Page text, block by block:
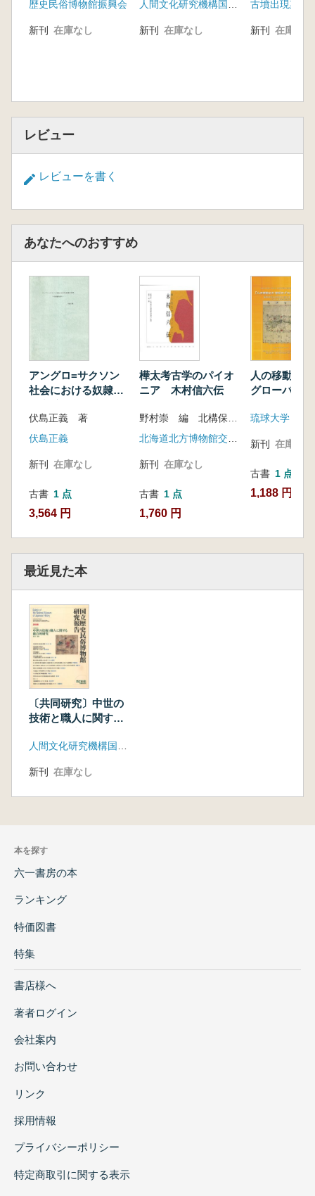
歴史民俗博物館振興会
新刊 在庫なし
究
人間文化研究機構国立歴史民俗博物館
新刊 在庫なし
古墳出現期土
新刊 在庫なし
レビュー
レビューを書く
あなたへのおすすめ
アングロ=サクソン
社会における奴隷の
伏島正義 著
伏島正義
新刊 在庫なし
古書 1 点
3,564 円
樺太考古学のパイオ
ニア 木村信六伝
新刊 在庫なし
古書 1 点
1,760 円
人の移動と
グローバル
新刊 在庫なし
古書 1 点
1,188 円
最近見た本
〔共同研究〕中世の
技術と職人に関する
新刊 在庫なし
本を探す
六一書房の本
ランキング
特価図書
特集
書店様へ
著者ログイン
会社案内
お問い合わせ
リンク
採用情報
プライバシーポリシー
特定商取引に関する表示